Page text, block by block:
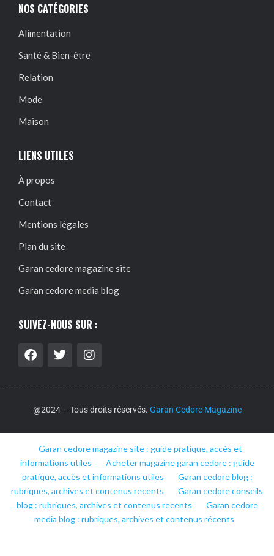
NOS CATÉGORIES
Alimentation
Santé & Bien-être
Relation
Mode
Maison
LIENS UTILES
À propos
Contact
Mentions légales
Plan du site
Garan cedore magazine site
Garan cedore media blog
SUIVEZ-NOUS SUR :
@2024 – Tous droits réservés. Garan Cedore Magazine
Garan cedore magazine site : guide pratique, accès et
informations utiles
Acheter magazine garan cedore : guide
pratique, accès et informations utiles
Garan cedore blog :
rubriques, archives et contenus recents
Garan cedore conseils
blog : rubriques, archives et contenus recents
Garan cedore
media blog : rubriques, archives et contenus récents